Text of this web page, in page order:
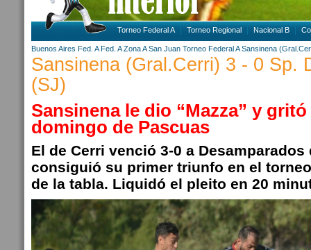
Torneo Federal A Torneo Regional Nacional B
Buenos Aires Fed. A Fed. A Zona A San Juan Torneo Federal A Sansinena
Sansinena (Gral.Cerri) 3 - 0 Sp.
(SJ)
Sansinena le dio “Mazza” y
domingo de Pascuas
El de Cerri venció 3-0 a Desamparados
consiguió su primer triunfo en el
de la tabla. Liquidó el pleito en 20